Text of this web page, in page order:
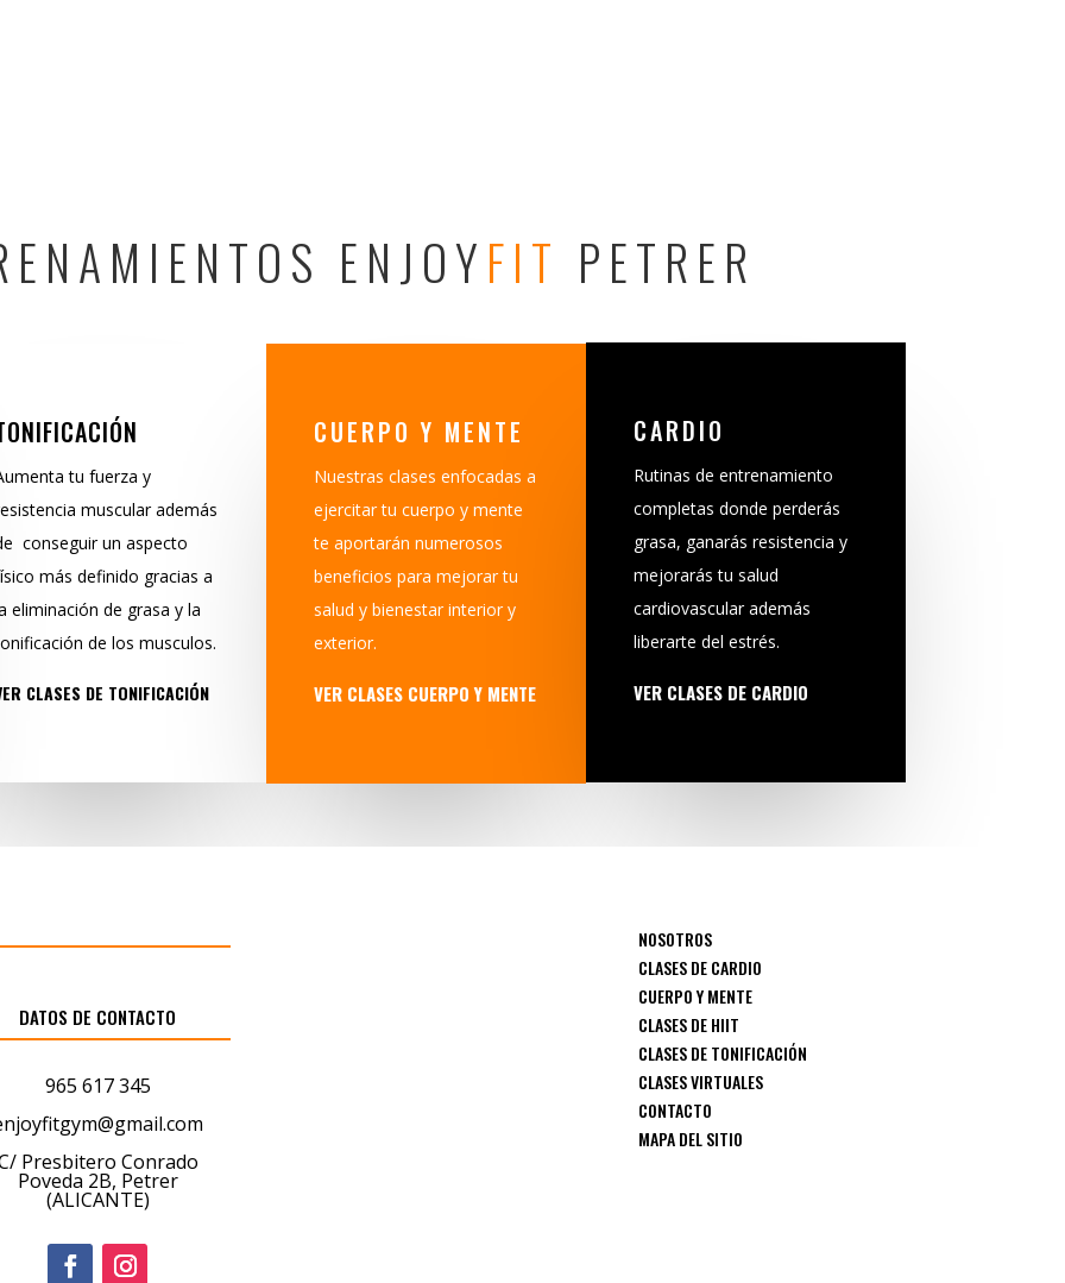
ENJOYFIT PETRER
tu fuerza y
muscular además
conseguir un aspecto
más definido gracias a
eliminación de grasa y la
de los musculos.
CLASES DE TONIFICACIÓN
CUERPO Y MENTE
Nuestras clases enfocadas a
ejercitar tu cuerpo y mente
te aportarán numerosos
beneficios para mejorar tu
salud y bienestar interior y
exterior.
VER CLASES CUERPO Y MENTE
CARDIO
Rutinas de entrenamiento
completas donde perderás
grasa, ganarás resistencia y
mejorarás tu salud
cardiovascular además
liberarte del estrés.
VER CLASES DE CARDIO
DATOS DE CONTACTO
965 617 345
Presbitero Conrado
Poveda 2B, Petrer
(ALICANTE)
NOSOTROS
CLASES DE CARDIO
CUERPO Y MENTE
CLASES DE HIIT
CLASES DE TONIFICACIÓN
CLASES VIRTUALES
CONTACTO
MAPA DEL SITIO